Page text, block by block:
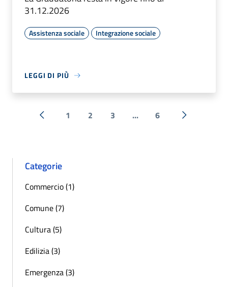
31.12.2026
Assistenza sociale Integrazione sociale
LEGGI DI PIÙ
« Precedente
1 2 3 ... 6 Successiva
Categorie
Commercio (1)
Comune (7)
Cultura (5)
Edilizia (3)
Emergenza (3)